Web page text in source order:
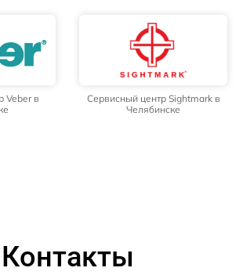
Veber в
Сервисный центр Sightmark в
Челябинске
Контакты